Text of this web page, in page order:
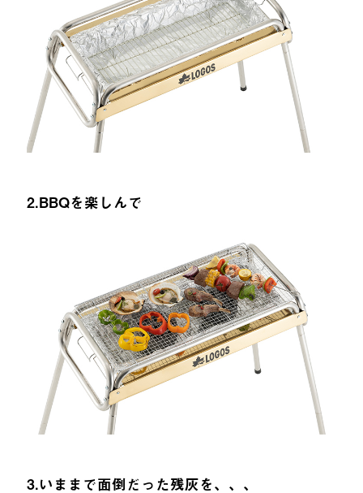
2.BBQを楽しんで
3.いままで面倒だった残灰を、、、